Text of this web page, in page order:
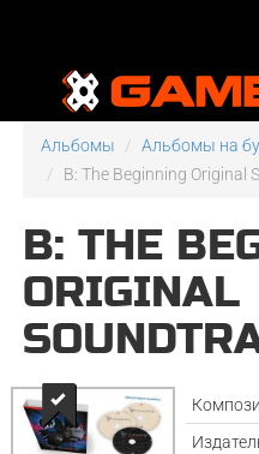
Альбомы
Альбомы на
B: The Beginning Original
B: THE
ORIGINAL